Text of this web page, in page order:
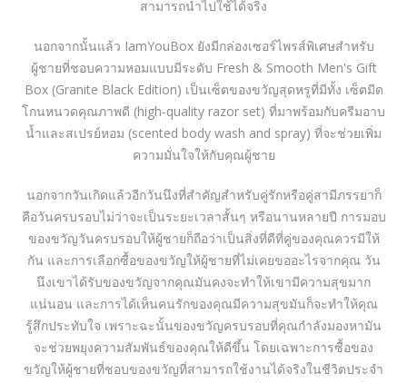
สามารถนำไปใช้ได้จริง
นอกจากนั้นแล้ว IamYouBox ยังมีกล่องเซอร์ไพรส์พิเศษสำหรับ
ผู้ชายที่ชอบความหอมแบบมีระดับ Fresh & Smooth Men's Gift
Box (Granite Black Edition) เป็นเซ็ตของขวัญสุดหรูที่มีทั้ง เซ็ตมีด
โกนหนวดคุณภาพดี (high-quality razor set) ที่มาพร้อมกับครีมอาบ
น้ำและสเปรย์หอม (scented body wash and spray) ที่จะช่วยเพิ่ม
ความมั่นใจให้กับคุณผู้ชาย
นอกจากวันเกิดแล้วอีกวันนึงที่สำคัญสำหรับคู่รักหรือคู่สามีภรรยาก็
คือวันครบรอบไม่ว่าจะเป็นระยะเวลาสั้นๆ หรือนานหลายปี การมอบ
ของขวัญวันครบรอบให้ผู้ชายก็ถือว่าเป็นสิ่งที่ดีที่คู่ของคุณควรมีให้
กัน และการเลือกซื้อของขวัญให้ผู้ชายที่ไม่เคยขออะไรจากคุณ วัน
นึงเขาได้รับของขวัญจากคุณมันคงจะทำให้เขามีความสุขมาก
แน่นอน และการได้เห็นคนรักของคุณมีความสุขมันก็จะทำให้คุณ
รู้สึกประทับใจ เพราะฉะนั้นของขวัญครบรอบที่คุณกำลังมองหามัน
จะช่วยพยุงความสัมพันธ์ของคุณให้ดีขึ้น โดยเฉพาะการซื้อของ
ขวัญให้ผู้ชายที่ชอบของขวัญที่สามารถใช้งานได้จริงในชีวิตประจำ